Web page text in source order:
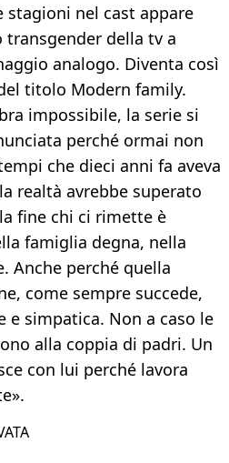
stagioni nel cast appare
della tv a
analogo. Diventa così
titolo Modern family.
impossibile, la serie si
perché ormai non
che dieci anni fa aveva
realtà avrebbe superato
fine chi ci rimette è
famiglia degna, nella
Anche perché quella
come sempre succede,
e simpatica. Non a caso le
alla coppia di padri. Un
con lui perché lavora